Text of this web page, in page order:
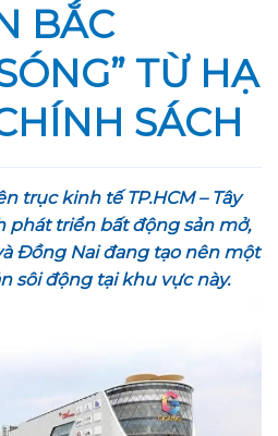
BẮC
TỪ HẠ
SÁCH
trục kinh tế TP.HCM – Tây
phát triển bất động sản mở,
Đồng Nai đang tạo nên một
sôi động tại khu vực này.